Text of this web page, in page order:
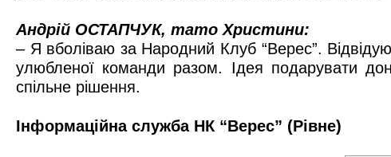
Андрій ОСТАПЧУК, тато Христини:
– Я вболіваю за Народний Клуб “Верес”.
улюбленої команди разом. Ідея подарувати
спільне рішення.
Інформаційна служба НК “Верес” (Рівне)